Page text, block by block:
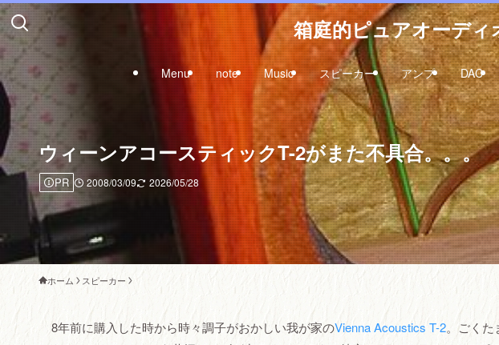
箱庭的ピュアオーデ
Menu note Music スピーカー アンプ DAC
ウィーンアコースティックT-2がまた不具合。。。
PR 2008/03/09 2026/05/28
ホーム スピーカー
8年前に購入した時から時々調子がおかしい我が家のVienna Acoustics T-2。ごく